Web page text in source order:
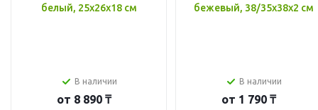
белый, 25x26x18 см
В наличии
от 8 890 ₸
бежевый, 38/35x38x2 см
В наличии
от 1 790 ₸